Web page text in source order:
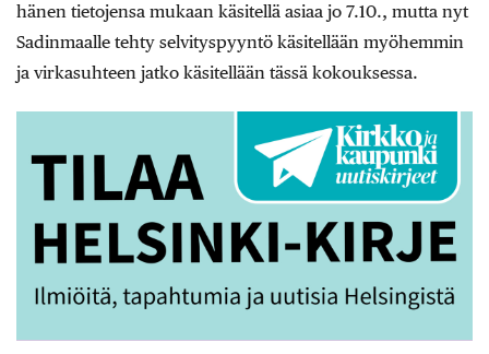
hänen tietojensa mukaan käsitellä asiaa jo 7.10., mutta nyt
Sadinmaalle tehty selvityspyyntö käsitellään myöhemmin
ja virkasuhteen jatko käsitellään tässä kokouksessa.